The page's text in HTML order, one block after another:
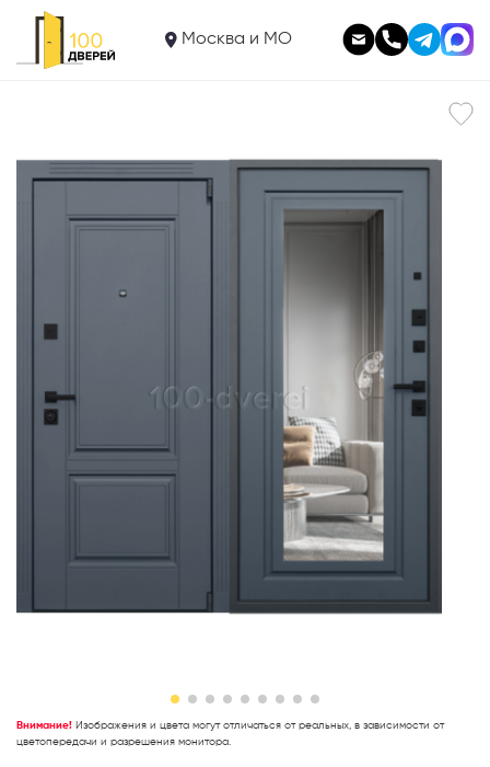
Москва и МО
Входная дверь
Гримдор Неоклассика с зеркалом Elite Графит
49 950
В корзину
Внимание! Изображения и цвета могут отличаться от реальных, в зависимости от
цветопередачи и разрешения монитора.